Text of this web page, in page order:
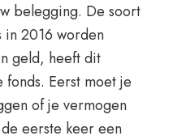
belegging. De soort
in 2016 worden
geld, heeft dit
Eerst moet je
of je vermogen
eerste keer een